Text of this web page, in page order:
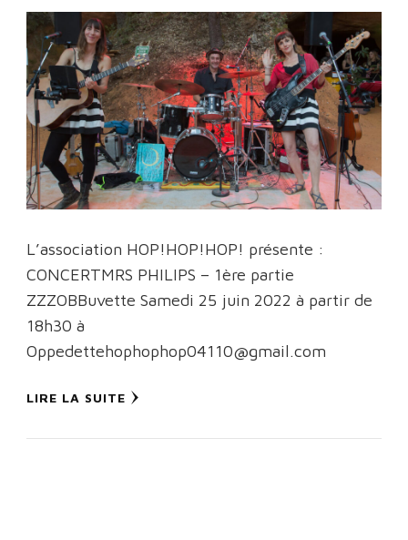
L’association HOP!HOP!HOP! présente :
CONCERTMRS PHILIPS – 1ère partie
ZZZOBBuvette Samedi 25 juin 2022 à partir de
18h30 à
Oppedettehophophop04110@gmail.com
LIRE LA SUITE